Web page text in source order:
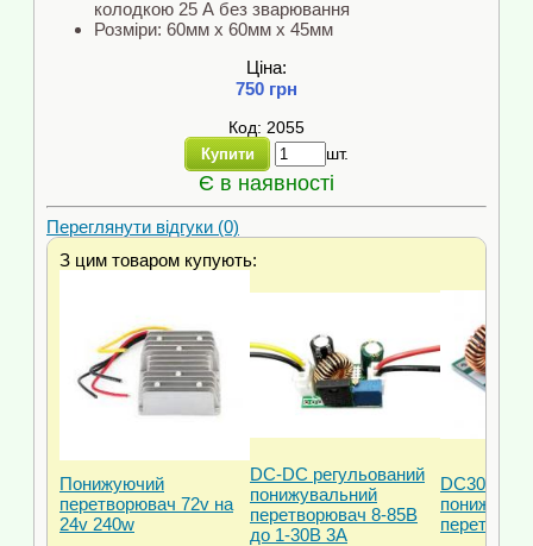
колодкою 25 А без зварювання
Розміри: 60мм x 60мм x 45мм
Ціна:
750 грн
Код: 2055
Купити шт.
Є в наявності
Переглянути відгуки (0)
З цим товаром купують:
Понижуючий
перетворювач 72v на
24v 240w
DC-DC регульований
понижувальний
перетворювач 8-85В
до 1-30В 3А
DC30-